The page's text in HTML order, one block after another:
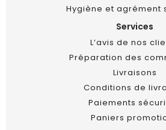
Hygiène et agrément
Services
L’avis de nos
Préparation des
Livraisons
Conditions de
Paiements
Paniers